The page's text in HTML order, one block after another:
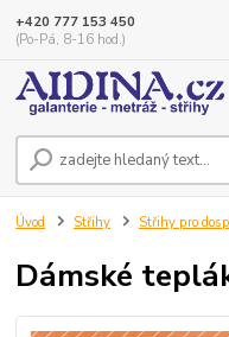
+420 777 153 450
(Po-Pá, 8-16 hod.)
Úvod Střihy Střihy pro
Dámské